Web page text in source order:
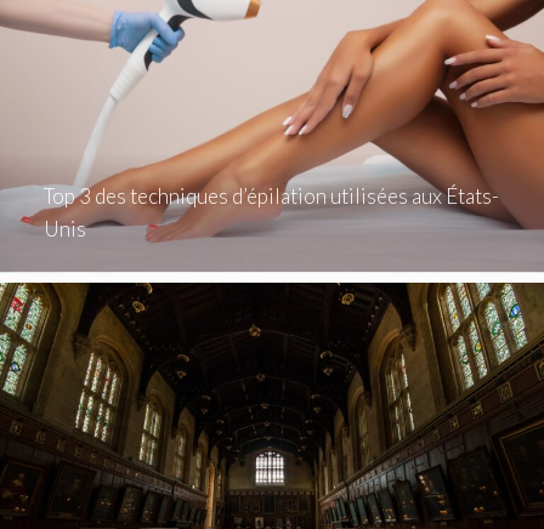
Top 3 des techniques d’épilation utilisées aux États-
Unis